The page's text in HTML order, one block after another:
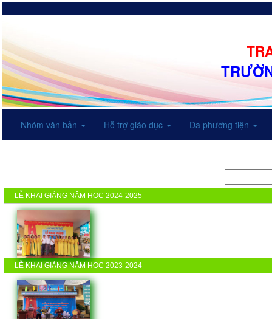
Nhóm văn bản Hỗ trợ giáo dục Đa phương tiện
LỄ KHAI GIẢNG NĂM HỌC 2024-2025
LỄ KHAI GIẢNG NĂM HỌC 2023-2024